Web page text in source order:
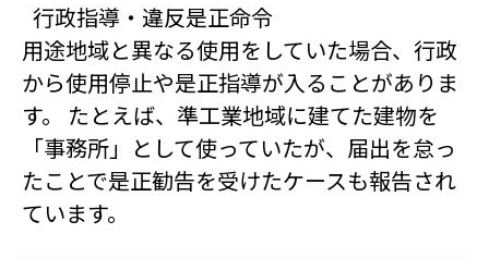
行政指導・違反是正命令
用途地域と異なる使用をしていた場合、行政
から使用停止や是正指導が入ることがありま
す。 たとえば、準工業地域に建てた建物を
「事務所」として使っていたが、届出を怠っ
たことで是正勧告を受けたケースも報告され
ています。